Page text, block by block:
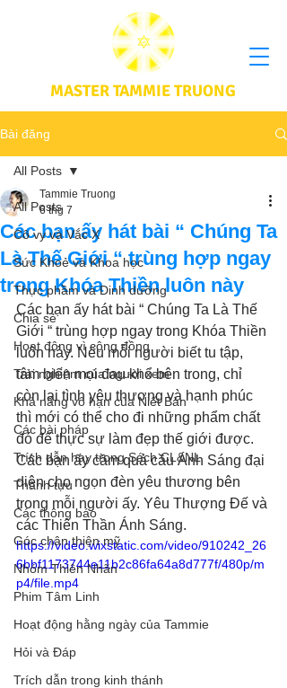
MASTER TAMMIE TRUONG
Bài đăng
All Posts
Cô vy và Vắc X
Sức Khoẻ và Khoa học
Thực phầm và Dinh dưỡng
Chia sẻ
Hoạt động vì cộng đồng
Trải nghiệm của người xem
Khả năng vô hạn của Niết Bàn
Các bài pháp
Trích dẫn hay trong Sách CL&NL
Thành tựu
Các thông báo
Góc chân thiện mỹ
Nhóm Thiên Nhãn
Phim Tâm Linh
Hoạt động hằng ngày của Tammie
Hỏi và Đáp
Trích dẫn trong kinh thánh
All Posts
Các bạn ấy hát bài “ Chúng Ta
Là Thế Giới “ trùng hợp ngay
trong Khóa Thiền luôn này
Tammie Truong
6 thg 7
Các bạn ấy hát bài “ Chúng Ta Là Thế
Giới “ trùng hợp ngay trong Khóa Thiền
luôn này. Nếu mỗi người biết tu tập,
tâm biến mọi đau khổ bên trong, chỉ
còn lại tình yêu thương và hạnh phúc
thì mới có thể cho đi những phẩm chất
đó để thực sự làm đẹp thế giới được.
Các bạn ấy cầm quả cầu Ánh Sáng đại
diện cho ngọn đèn yêu thương bên
trong mỗi người ấy. Yêu Thượng Đế và
các Thiên Thần Ánh Sáng.
https://video.wixstatic.com/video/910242_26
6bbf1173744e11b2c86fa64a8d777f/480p/m
p4/file.mp4